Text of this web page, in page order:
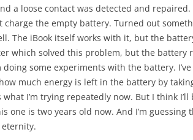
a loose contact was detected and repaired.
the empty battery. Turned out
The iBook itself works with it, but the
which solved this problem, but the battery
some experiments with the battery.
much energy is left in the battery by
I’m trying repeatedly now. But I think I’ll
one is two years old now. And I’m guessing